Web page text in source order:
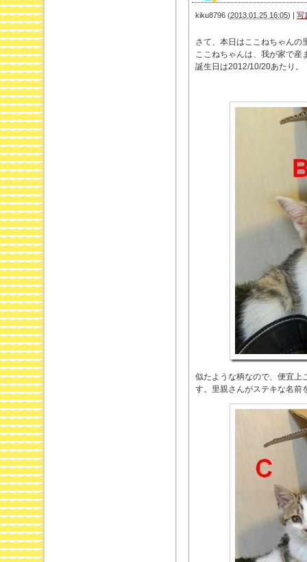
kiku8796 (2013.01.25 16:05) | 写
さて、本日はここねちゃんの
ここねちゃんは、我が家で産
誕生日は2012/10/20あたり。
似たような柄なので、便宜上
す。里親さんがステキな名前